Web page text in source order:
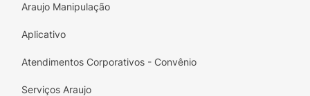
Araujo Manipulação
Aplicativo
Atendimentos Corporativos - Convênio
Serviços Araujo